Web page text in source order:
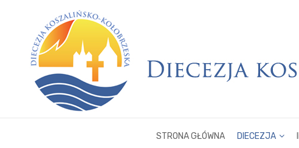
STRONA GŁÓWNA DIECEZJA